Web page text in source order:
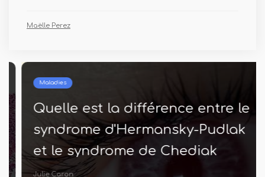
Maëlle Perez
Maladies
Quelle est la différence entre le
syndrome d'Hermansky-Pudlak
et le syndrome de Chediak
Higashi
Julie Caron